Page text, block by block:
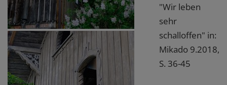
"Wir leben
sehr
schalloffen" in:
Mikado 9.2018,
S. 36-45